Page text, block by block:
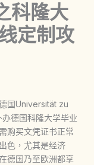
科隆大
定制攻
国Universität zu
德国科隆大学毕业
购买文凭证书正常
色，尤其是经济
德国乃至欧洲都享